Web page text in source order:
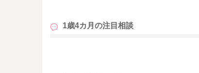
1歳4カ月の注目相談